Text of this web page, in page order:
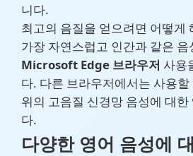
니다.
최고의 음질을 얻으려면 어떻게
가장 자연스럽고 인간과 같은
Microsoft Edge 브라우저 사용
다. 다른 브라우저에서는 사용할
위의 고음질 신경망 음성에 대
다.
다양한 영어 음성에